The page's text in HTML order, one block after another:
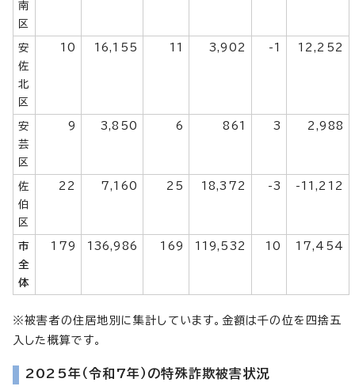
南
区
安
佐
北
区
10 16,155 11 3,902 -1 12,252
安
芸
区
9 3,850 6 861 3 2,988
佐
伯
区
22 7,160 25 18,372 -3 -11,212
市
全
体
179 136,986 169 119,532 10 17,454
※被害者の住居地別に集計しています。金額は千の位を四捨五
入した概算です。
2025年（令和7年）の特殊詐欺被害状況